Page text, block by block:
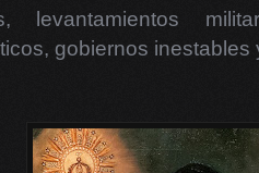
levantamientos
gobiernos